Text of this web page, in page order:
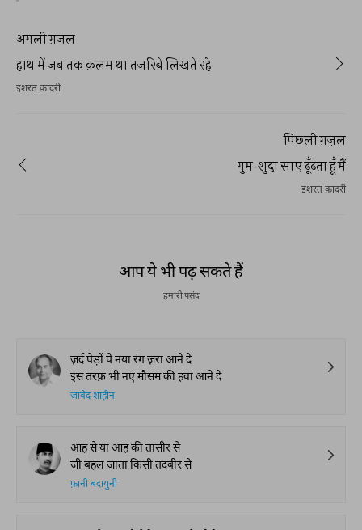
अगली ग़ज़ल
हाथ में जब तक क़लम था तजरिबे लिखते रहे
इशरत क़ादरी
पिछली ग़ज़ल
गुम-शुदा साए ढूँढता हूँ मैं
इशरत क़ादरी
आप ये भी पढ़ सकते हैं
हमारी पसंद
ज़र्द पेड़ों पे नया रंग ज़रा आने दे
इस तरफ़ भी नए मौसम की हवा आने दे
जावेद शाहीन
आह से या आह की तासीर से
जी बहल जाता किसी तदबीर से
फ़ानी बदायुनी